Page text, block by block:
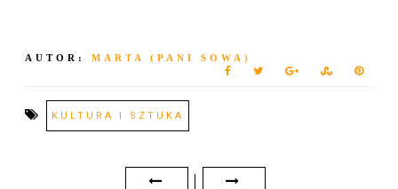
AUTOR:MARTA (PANI SOWA)
KULTURA I SZTUKA